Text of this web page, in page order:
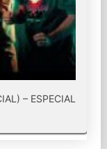
– ESPECIAL